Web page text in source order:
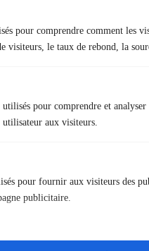
pour comprendre comment les
visiteurs, le taux de rebond, la
pour comprendre et
aux visiteurs.
pour fournir aux visiteurs des
publicitaire.
Non Classé
Prévention Des Risques